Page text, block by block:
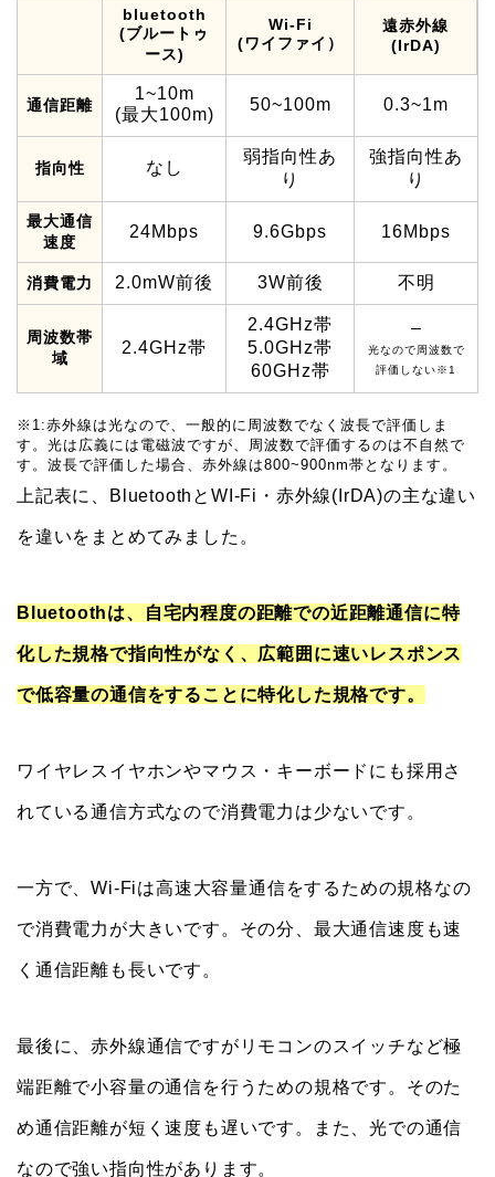
bluetooth
(ブルートゥ
ース)
Wi-Fi
(ワイファイ）
遠赤外線
(IrDA)
通信距離
1~10m
(最大100m)
50~100m 0.3~1m
指向性 なし
弱指向性あ
り
強指向性あ
り
最大通信
速度
24Mbps 9.6Gbps 16Mbps
消費電力 2.0mW前後 3W前後 不明
周波数帯
域
2.4GHz帯
2.4GHz帯
5.0GHz帯
60GHz帯
–
光なので周波数で
評価しない※1
※1:赤外線は光なので、一般的に周波数でなく波長で評価しま
す。光は広義には電磁波ですが、周波数で評価するのは不自然で
す。波長で評価した場合、赤外線は800~900nm帯となります。
上記表に、BluetoothとWI-Fi・赤外線(IrDA)の主な違い
を違いをまとめてみました。
Bluetoothは、自宅内程度の距離での近距離通信に特
化した規格で指向性がなく、広範囲に速いレスポンス
で低容量の通信をすることに特化した規格です。
ワイヤレスイヤホンやマウス・キーボードにも採用さ
れている通信方式なので消費電力は少ないです。
一方で、Wi-Fiは高速大容量通信をするための規格なの
で消費電力が大きいです。その分、最大通信速度も速
く通信距離も長いです。
最後に、赤外線通信ですがリモコンのスイッチなど極
端距離で小容量の通信を行うための規格です。そのた
め通信距離が短く速度も遅いです。また、光での通信
なので強い指向性があります。